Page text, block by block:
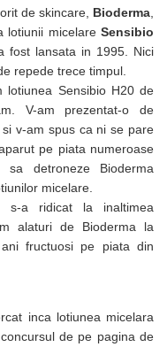
de skincare, Bioderma
lotiunii micelare Sensibio
fost lansata in 1995. Nici
repede trece timpul.
lotiunea Sensibio H20 de
V-am prezentat-o de
v-am spus ca ni se pare
pe piata numeroase
detroneze Bioderma
micelare.
s-a ridicat la inaltimea
alaturi de Bioderma la
fructuosi pe piata din
inca lotiunea micelara
de pe pagina de